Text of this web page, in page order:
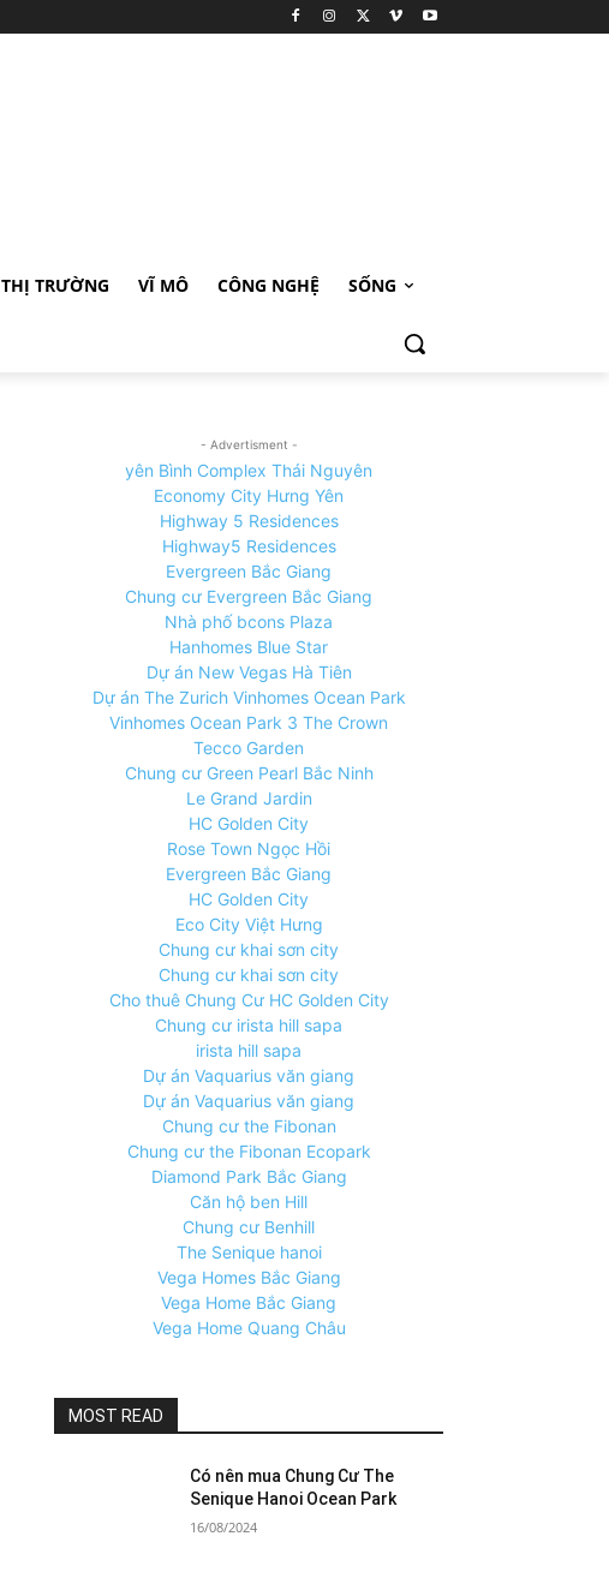
THỊ TRƯỜNG VĨ MÔ CÔNG NGHỆ SỐNG
- Advertisment -
yên Bình Complex Thái Nguyên
Economy City Hưng Yên
Highway 5 Residences
Highway5 Residences
Evergreen Bắc Giang
Chung cư Evergreen Bắc Giang
Nhà phố bcons Plaza
Hanhomes Blue Star
Dự án New Vegas Hà Tiên
Dự án The Zurich Vinhomes Ocean Park
Vinhomes Ocean Park 3 The Crown
Tecco Garden
Chung cư Green Pearl Bắc Ninh
Le Grand Jardin
HC Golden City
Rose Town Ngọc Hồi
Evergreen Bắc Giang
HC Golden City
Eco City Việt Hưng
Chung cư khai sơn city
Chung cư khai sơn city
Cho thuê Chung Cư HC Golden City
Chung cư irista hill sapa
irista hill sapa
Dự án Vaquarius văn giang
Dự án Vaquarius văn giang
Chung cư the Fibonan
Chung cư the Fibonan Ecopark
Diamond Park Bắc Giang
Căn hộ ben Hill
Chung cư Benhill
The Senique hanoi
Vega Homes Bắc Giang
Vega Home Bắc Giang
Vega Home Quang Châu
MOST READ
Có nên mua Chung Cư The
Senique Hanoi Ocean Park
16/08/2024